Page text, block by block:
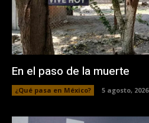
En el paso de la muerte
¿Qué pasa en México? 5 agosto, 2026